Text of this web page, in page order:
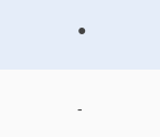
●
-